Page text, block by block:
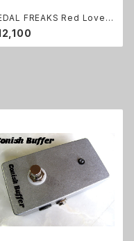
FREAKS Red Love
品